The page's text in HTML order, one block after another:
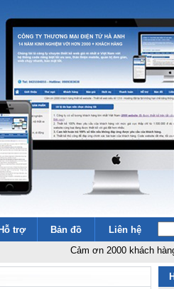
Hỗ trợ Bản đồ
Liên hệ
Cảm ơn 2000 khách hàng thiết